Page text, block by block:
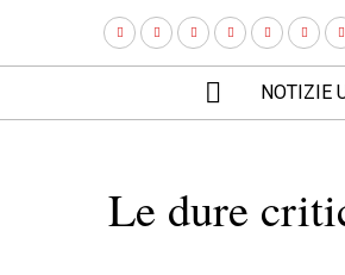
NOTIZIE
Le dure